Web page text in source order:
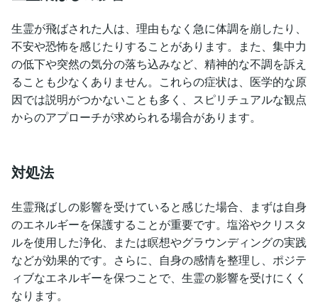
生霊が飛ばされた人は、理由もなく急に体調を崩したり、
不安や恐怖を感じたりすることがあります。また、集中力
の低下や突然の気分の落ち込みなど、精神的な不調を訴え
ることも少なくありません。これらの症状は、医学的な原
因では説明がつかないことも多く、スピリチュアルな観点
からのアプローチが求められる場合があります。
対処法
生霊飛ばしの影響を受けていると感じた場合、まずは自身
のエネルギーを保護することが重要です。塩浴やクリスタ
ルを使用した浄化、または瞑想やグラウンディングの実践
などが効果的です。さらに、自身の感情を整理し、ポジテ
ィブなエネルギーを保つことで、生霊の影響を受けにくく
なります。